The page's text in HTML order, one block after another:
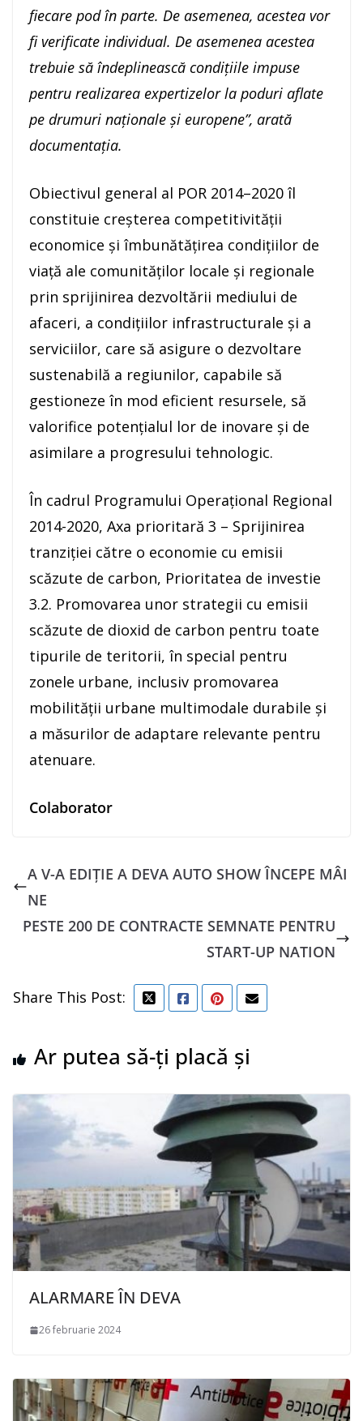
fiecare pod în parte. De asemenea, acestea vor
fi verificate individual. De asemenea acestea
trebuie să îndeplinească condițiile impuse
pentru realizarea expertizelor la poduri aflate
pe drumuri naționale și europene”, arată
documentația.
Obiectivul general al POR 2014–2020 îl
constituie creşterea competitivităţii
economice şi îmbunătăţirea condiţiilor de
viaţă ale comunităţilor locale şi regionale
prin sprijinirea dezvoltării mediului de
afaceri, a condiţiilor infrastructurale şi a
serviciilor, care să asigure o dezvoltare
sustenabilă a regiunilor, capabile să
gestioneze în mod eficient resursele, să
valorifice potenţialul lor de inovare și de
asimilare a progresului tehnologic.
În cadrul Programului Operaţional Regional
2014-2020, Axa prioritară 3 – Sprijinirea
tranziției către o economie cu emisii
scăzute de carbon, Prioritatea de investie
3.2. Promovarea unor strategii cu emisii
scăzute de dioxid de carbon pentru toate
tipurile de teritorii, în special pentru
zonele urbane, inclusiv promovarea
mobilității urbane multimodale durabile și
a măsurilor de adaptare relevante pentru
atenuare.
Colaborator
A V-A EDIȚIE A DEVA AUTO SHOW ÎNCEPE MÂI
NE
PESTE 200 DE CONTRACTE SEMNATE PENTRU
START-UP NATION
Share This Post:
Ar putea să-ți placă și
ALARMARE ÎN DEVA
26 februarie 2024